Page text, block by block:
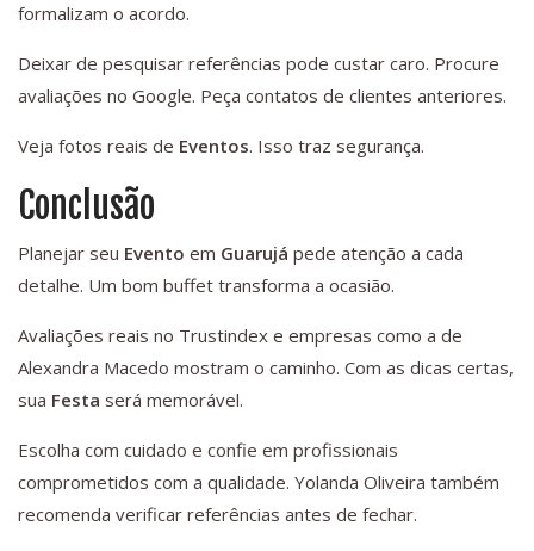
formalizam o acordo.
Deixar de pesquisar referências pode custar caro. Procure
avaliações no Google. Peça contatos de clientes anteriores.
Veja fotos reais de Eventos. Isso traz segurança.
Conclusão
Planejar seu Evento em Guarujá pede atenção a cada
detalhe. Um bom buffet transforma a ocasião.
Avaliações reais no Trustindex e empresas como a de
Alexandra Macedo mostram o caminho. Com as dicas certas,
sua Festa será memorável.
Escolha com cuidado e confie em profissionais
comprometidos com a qualidade. Yolanda Oliveira também
recomenda verificar referências antes de fechar.